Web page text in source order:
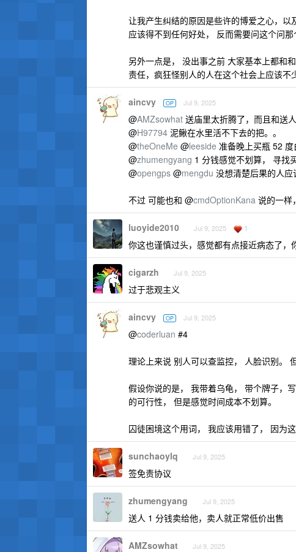
让我产生纠结的原因是些许的博爱之心，
应该得不到任何好处， 反而需要问这个问那
另外一点是， 没出事之前 大家基本上都和
责任，疯狂怪别人的人在这个社会上应该不
aincvy OP Jul 9, 2025
@AMZsowhat 送庙里太折腾了，而且和送
@H97794 泥鳅在水里活不下去的把。。
@theOneMe @leeside 准备晚上买瓶 52
@zhumengyang 1 分钱感觉不划算， 寻找
@opengps @mengdu 没想清楚后果的人
不过 可能也和 @cmdOptionKana 说的一样
luoyide2010 Jul 9, 2025 1
你这也谨慎过头，感觉都有点接近病态了
cigarzh Jul 9, 2025
过于悲观主义
aincvy OP Jul 9, 2025
@coderluan #4
理论上来说 别人可以查监控， 人脸识别。
假设你说的是， 我带着乌龟， 带个牌子，
的可行性， 但是感觉时间成本不划算。
囚徒困境这个用词， 我应该用错了， 因为
sunchaoylq Jul 9, 2025
签免责协议
zhumengyang Jul 9, 2025
送人 1 分钱卖给他，卖人就正常低价出售
AMZsowhat Jul 9, 2025